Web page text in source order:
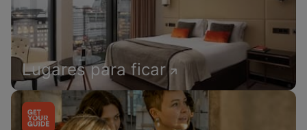
Lugares para ficar